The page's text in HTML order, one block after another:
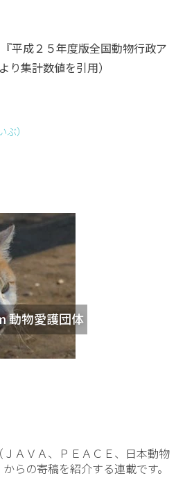
『平成２５年度版全国動物行政ア
り集計数値を引用）
ぶ）
動物愛護団体
ＡＶＡ、ＰＥＡＣＥ、日本動物
らの寄稿を紹介する連載です。